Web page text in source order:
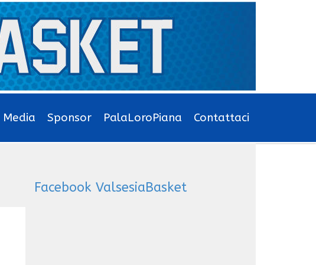
Media Sponsor PalaLoroPiana Contattaci
Facebook ValsesiaBasket